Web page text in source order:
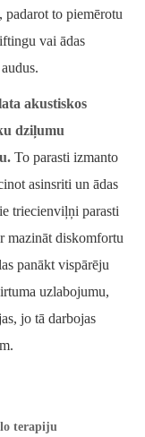
to piemērotu
vai ādas
akustiskos
dziļumu
To parasti izmanto
asinsriti un ādas
triecienviļņi parasti
mazināt diskomfortu
panākt vispārēju
uzlabojumu,
jo tā darbojas
terapiju